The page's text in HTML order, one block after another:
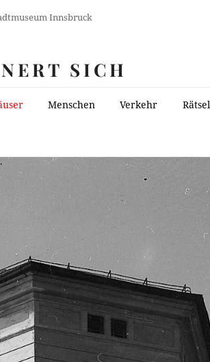
Innsbruck
SICH
Menschen Verkehr Rätsel